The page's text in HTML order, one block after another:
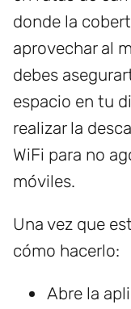
donde la
aprovechar al
debes
espacio en tu
realizar la
WiFi para no
móviles.
Una vez que
cómo hacerlo:
Abre la